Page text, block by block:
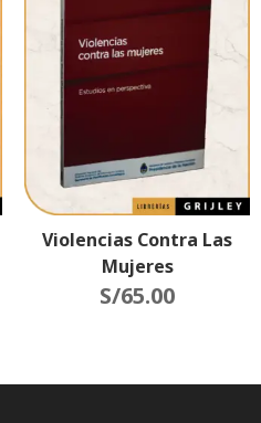
Violencias Contra Las
Mujeres
S/65.00